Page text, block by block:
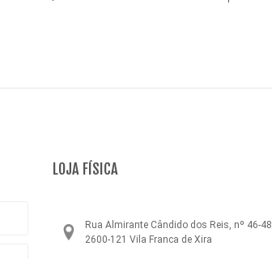
LOJA FÍSICA
Rua Almirante Cândido dos Reis, nº 46-48
2600-121 Vila Franca de Xira